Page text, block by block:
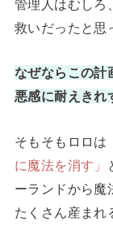
管理人はむしろ
救いだったと思
なぜならこの計
悪感に耐えきれ
そもそもロロは
に魔法を消す」
ーランドから魔
たくさん産まれ